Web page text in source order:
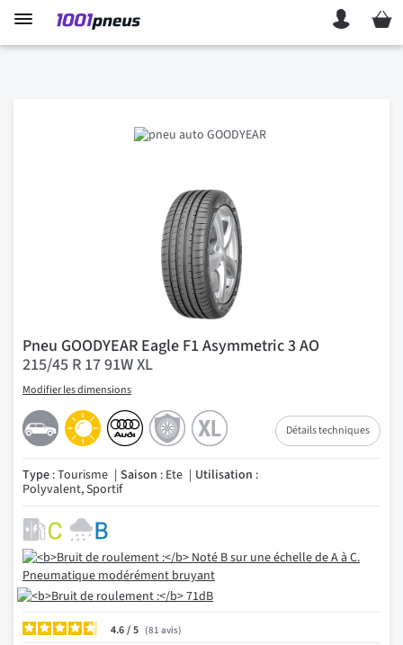
Mon
Pneu GOODYEAR Eagle F1 Asymmetric 3 AO
215/45 R 17 91W XL
Modifier les dimensions
Détails techniques
Type : Tourisme Saison : Ete Utilisation :
Polyvalent, Sportif
4.6/ 81 avis